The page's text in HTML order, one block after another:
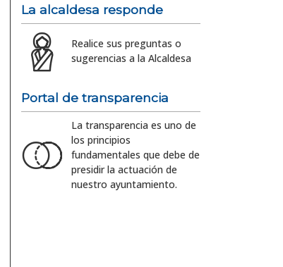
La alcaldesa responde
Realice sus preguntas o
sugerencias a la Alcaldesa
Portal de transparencia
La transparencia es uno de
los principios
fundamentales que debe de
presidir la actuación de
nuestro ayuntamiento.